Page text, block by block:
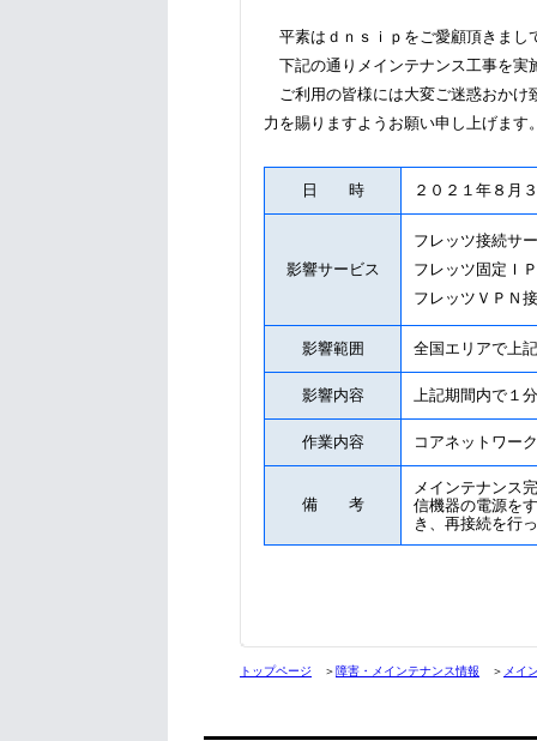
平素はｄｎｓｉｐをご愛顧頂きまし
下記の通りメインテナンス工事を実
ご利用の皆様には大変ご迷惑おかけ
力を賜りますようお願い申し上げます
日 時 ２０２１年８
影響サービス
フレッツ接続サ
フレッツ固定Ｉ
フレッツＶＰＮ
影響範囲 全国エリアで上
影響内容 上記期間内で１
作業内容 コアネットワー
備 考
メインテナンス
信機器の電源を
き、再接続を行
トップページ ＞障害・メインテナンス情報 ＞ メイ